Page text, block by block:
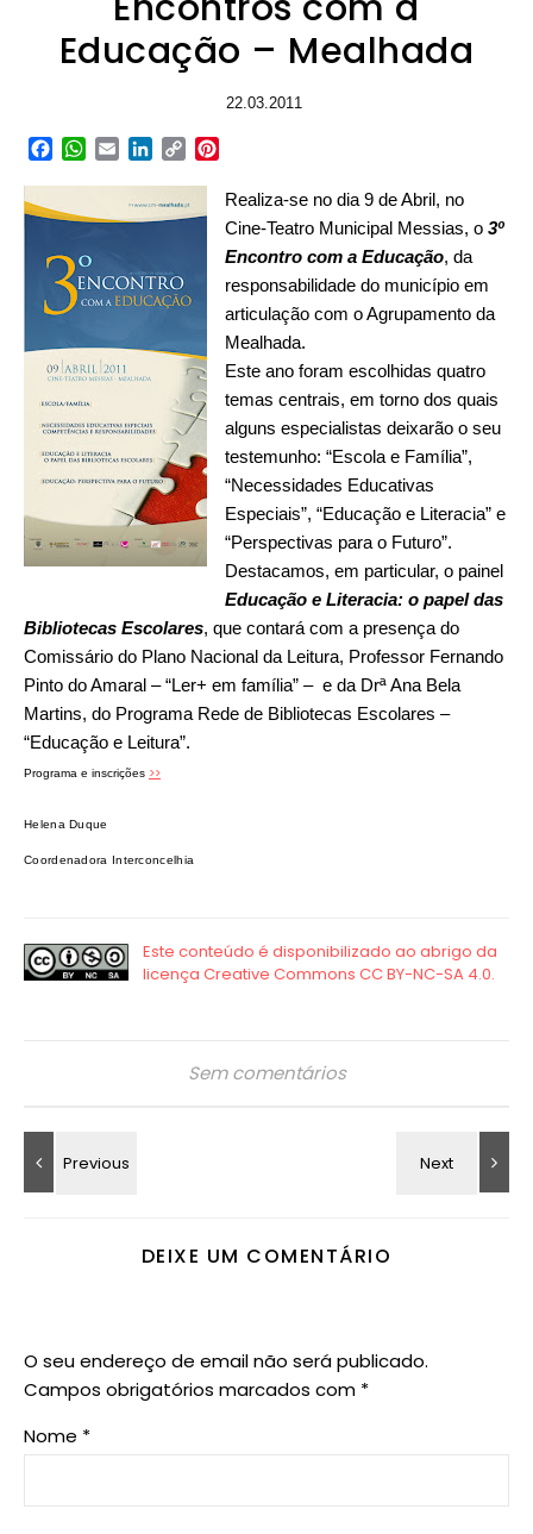
Educação – Mealhada
22.03.2011
Facebook
WhatsApp
EmailLinkedIn
Copy
Realiza-se no dia 9 de Abril, no
Cine-Teatro Municipal Messias, o 3º
Encontro com a Educação, da
responsabilidade do município em
articulação com o Agrupamento da
Mealhada.
Este ano foram escolhidas quatro
temas centrais, em torno dos quais
alguns especialistas deixarão o seu
testemunho: “Escola e Família”,
“Necessidades Educativas
Especiais”, “Educação e Literacia” e
“Perspectivas para o Futuro”.
Destacamos, em particular, o painel
Educação e Literacia: o papel das
Bibliotecas Escolares, que contará com a presença do
Comissário do Plano Nacional da Leitura, Professor Fernando
Pinto do Amaral – “Ler+ em família” – e da Drª Ana Bela
Martins, do Programa Rede de Bibliotecas Escolares –
“Educação e Leitura”.
Programa e inscrições >>
Helena Duque
Coordenadora Interconcelhia
Sem comentários
DEIXE UM COMENTÁRIO
O seu endereço de email não será publicado.
Campos obrigatórios marcados com *
Nome *